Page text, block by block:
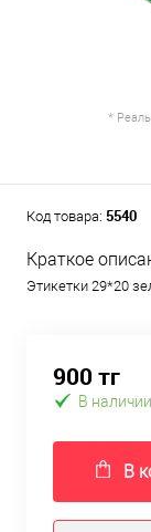
*
Код товара: 5540
Краткое
Этикетки 29*20
900 тг
В наличии
В